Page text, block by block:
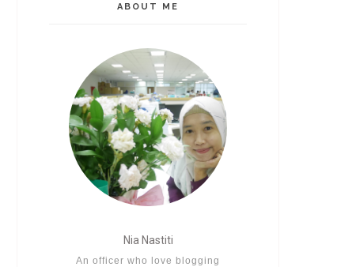
ABOUT ME
Nia Nastiti
An officer who love blogging